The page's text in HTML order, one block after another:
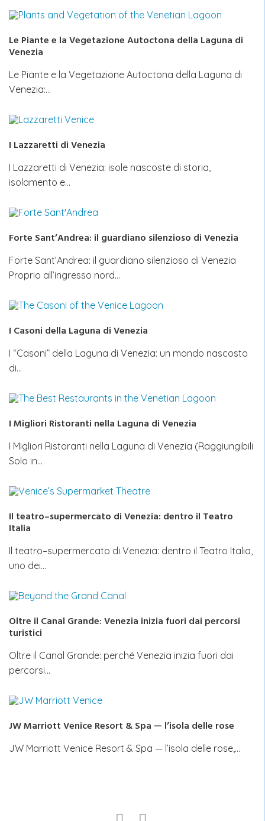
Le Piante e la Vegetazione Autoctona della Laguna di
Venezia
Le Piante e la Vegetazione Autoctona della Laguna di
Venezia:…
I Lazzaretti di Venezia
I Lazzaretti di Venezia: isole nascoste di storia,
isolamento e…
Forte Sant’Andrea: il guardiano silenzioso di Venezia
Forte Sant’Andrea: il guardiano silenzioso di Venezia
Proprio all’ingresso nord…
I Casoni della Laguna di Venezia
I “Casoni” della Laguna di Venezia: un mondo nascosto
di…
I Migliori Ristoranti nella Laguna di Venezia
I Migliori Ristoranti nella Laguna di Venezia (Raggiungibili
Solo in…
Il teatro–supermercato di Venezia: dentro il Teatro
Italia
Il teatro–supermercato di Venezia: dentro il Teatro Italia,
uno dei…
Oltre il Canal Grande: Venezia inizia fuori dai percorsi
turistici
Oltre il Canal Grande: perché Venezia inizia fuori dai
percorsi…
JW Marriott Venice Resort & Spa — l’isola delle rose
JW Marriott Venice Resort & Spa — l’isola delle rose,…